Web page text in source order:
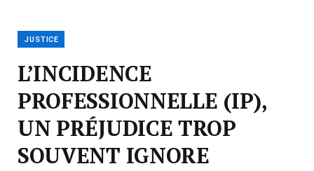
JUSTICE
L’INCIDENCE
PROFESSIONNELLE (IP),
UN PRÉJUDICE TROP
SOUVENT IGNORE